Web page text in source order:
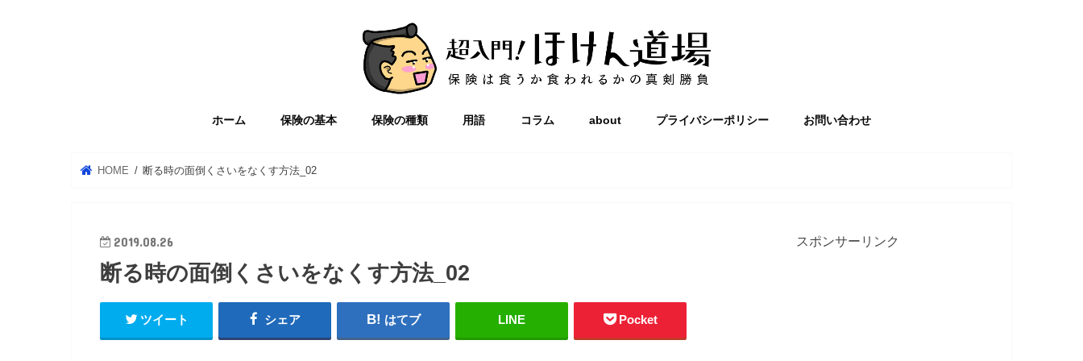
ホーム 保険の基本 保険の種類 用語 コラム about プライバシーポリシー お問い合わせ
HOME 断る時の面倒くさいをなくす方法_02
2019.08.26
断る時の面倒くさいをなくす方法_02
ツイート シェア はてブ LINE Pocket
スポンサーリンク